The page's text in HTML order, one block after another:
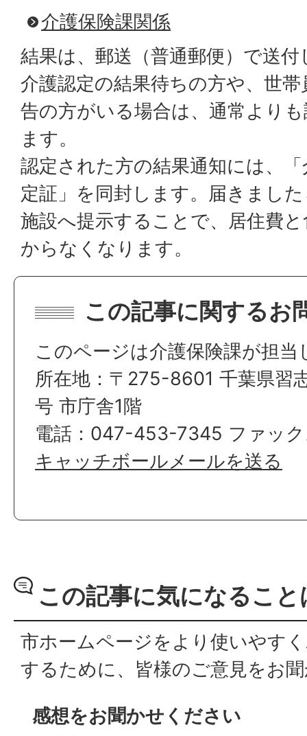
介護保険課関係
結果は、郵送（普通郵便）で送付
介護認定の結果待ちの方や、世
告の方がいる場合は、通常より
ます。
認定された方の結果通知には、
定証」を同封します。届きまし
施設へ提示することで、居住費
からなくなります。
この記事に関するお
このページは介護保険課が担当
所在地：〒275-8601 千葉県習
号 市庁舎1階
電話：047-453-7345 ファッ
キャッチボールメールを送る
この記事に気になるこ
市ホームページをより使いやす
するために、皆様のご意見をお
感想をお聞かせください